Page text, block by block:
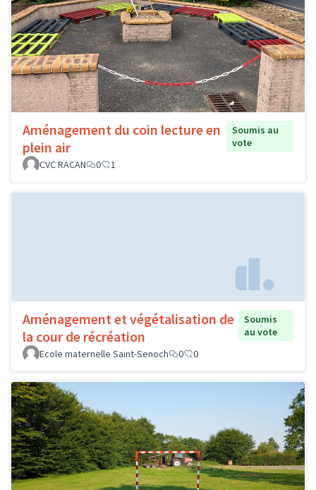
Aménagement du coin lecture en
plein air
Soumis au
vote
CVC RACAN
0 1
Aménagement et végétalisation de
la cour de récréation
Soumis
au vote
Ecole maternelle Saint-Senoch
0 0